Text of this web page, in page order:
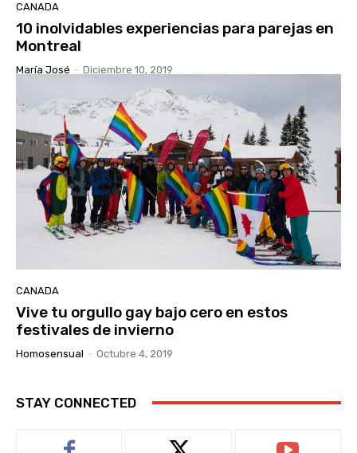
CANADA
10 inolvidables experiencias para parejas en
Montreal
María José - Diciembre 10, 2019
CANADA
Vive tu orgullo gay bajo cero en estos
festivales de invierno
Homosensual - Octubre 4, 2019
STAY CONNECTED